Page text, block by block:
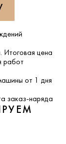
Итоговая цена
работ
от 1 дня
заказ-наряда